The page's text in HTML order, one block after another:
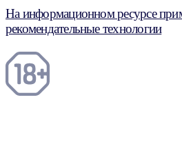
На информационном ресурсе
рекомендательные технологии